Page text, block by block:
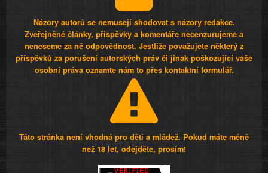
Názory autorů se nemusejí shodovat s názory redakce.
Zveřejněné články, příspěvky a komentáře necenzurujeme a
neneseme za ně odpovědnost. Jestliže považujete některý z
příspěvků za porušení autorských práv či jinak poškozující vaše
osobní práva oznamte nám to přes kontaktní formulář.
Táto stránka není vhodná pro děti a mládež. Pokud máte méně
než 18 let, odejděte, prosím!